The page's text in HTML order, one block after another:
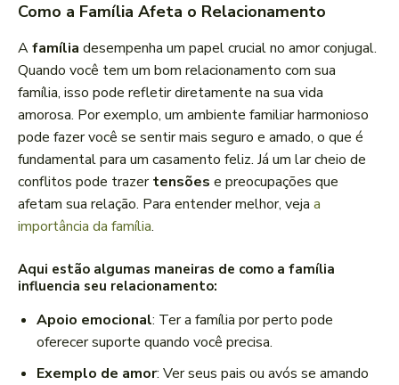
Como a Família Afeta o Relacionamento
Afamília desempenha um papel crucial no amor conjugal.
Quando você tem um bom relacionamento com sua
família, isso pode refletir diretamente na sua vida
amorosa. Por exemplo, um ambiente familiar harmonioso
pode fazer você se sentir mais seguro e amado, o que é
fundamental para um casamento feliz. Já um lar cheio de
conflitos pode trazertensões e preocupações que
afetam sua relação. Para entender melhor, veja a
importância da família.
Aqui estão algumas maneiras de como a família
influencia seu relacionamento:
Apoio emocional: Ter a família por perto pode
oferecer suporte quando você precisa.
Exemplo de amor: Ver seus pais ou avós se amando